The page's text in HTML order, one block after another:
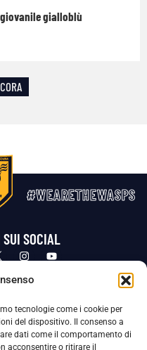
tecnologie come i cookie per
del dispositivo. Il consenso a
dati come il comportamento di
acconsentire o ritirare il
gialloblù
#WEARETHEWASPS
SOCIAL
(DPO), figura specializzata che vigila sulle modalità
i Suoi dati personali.